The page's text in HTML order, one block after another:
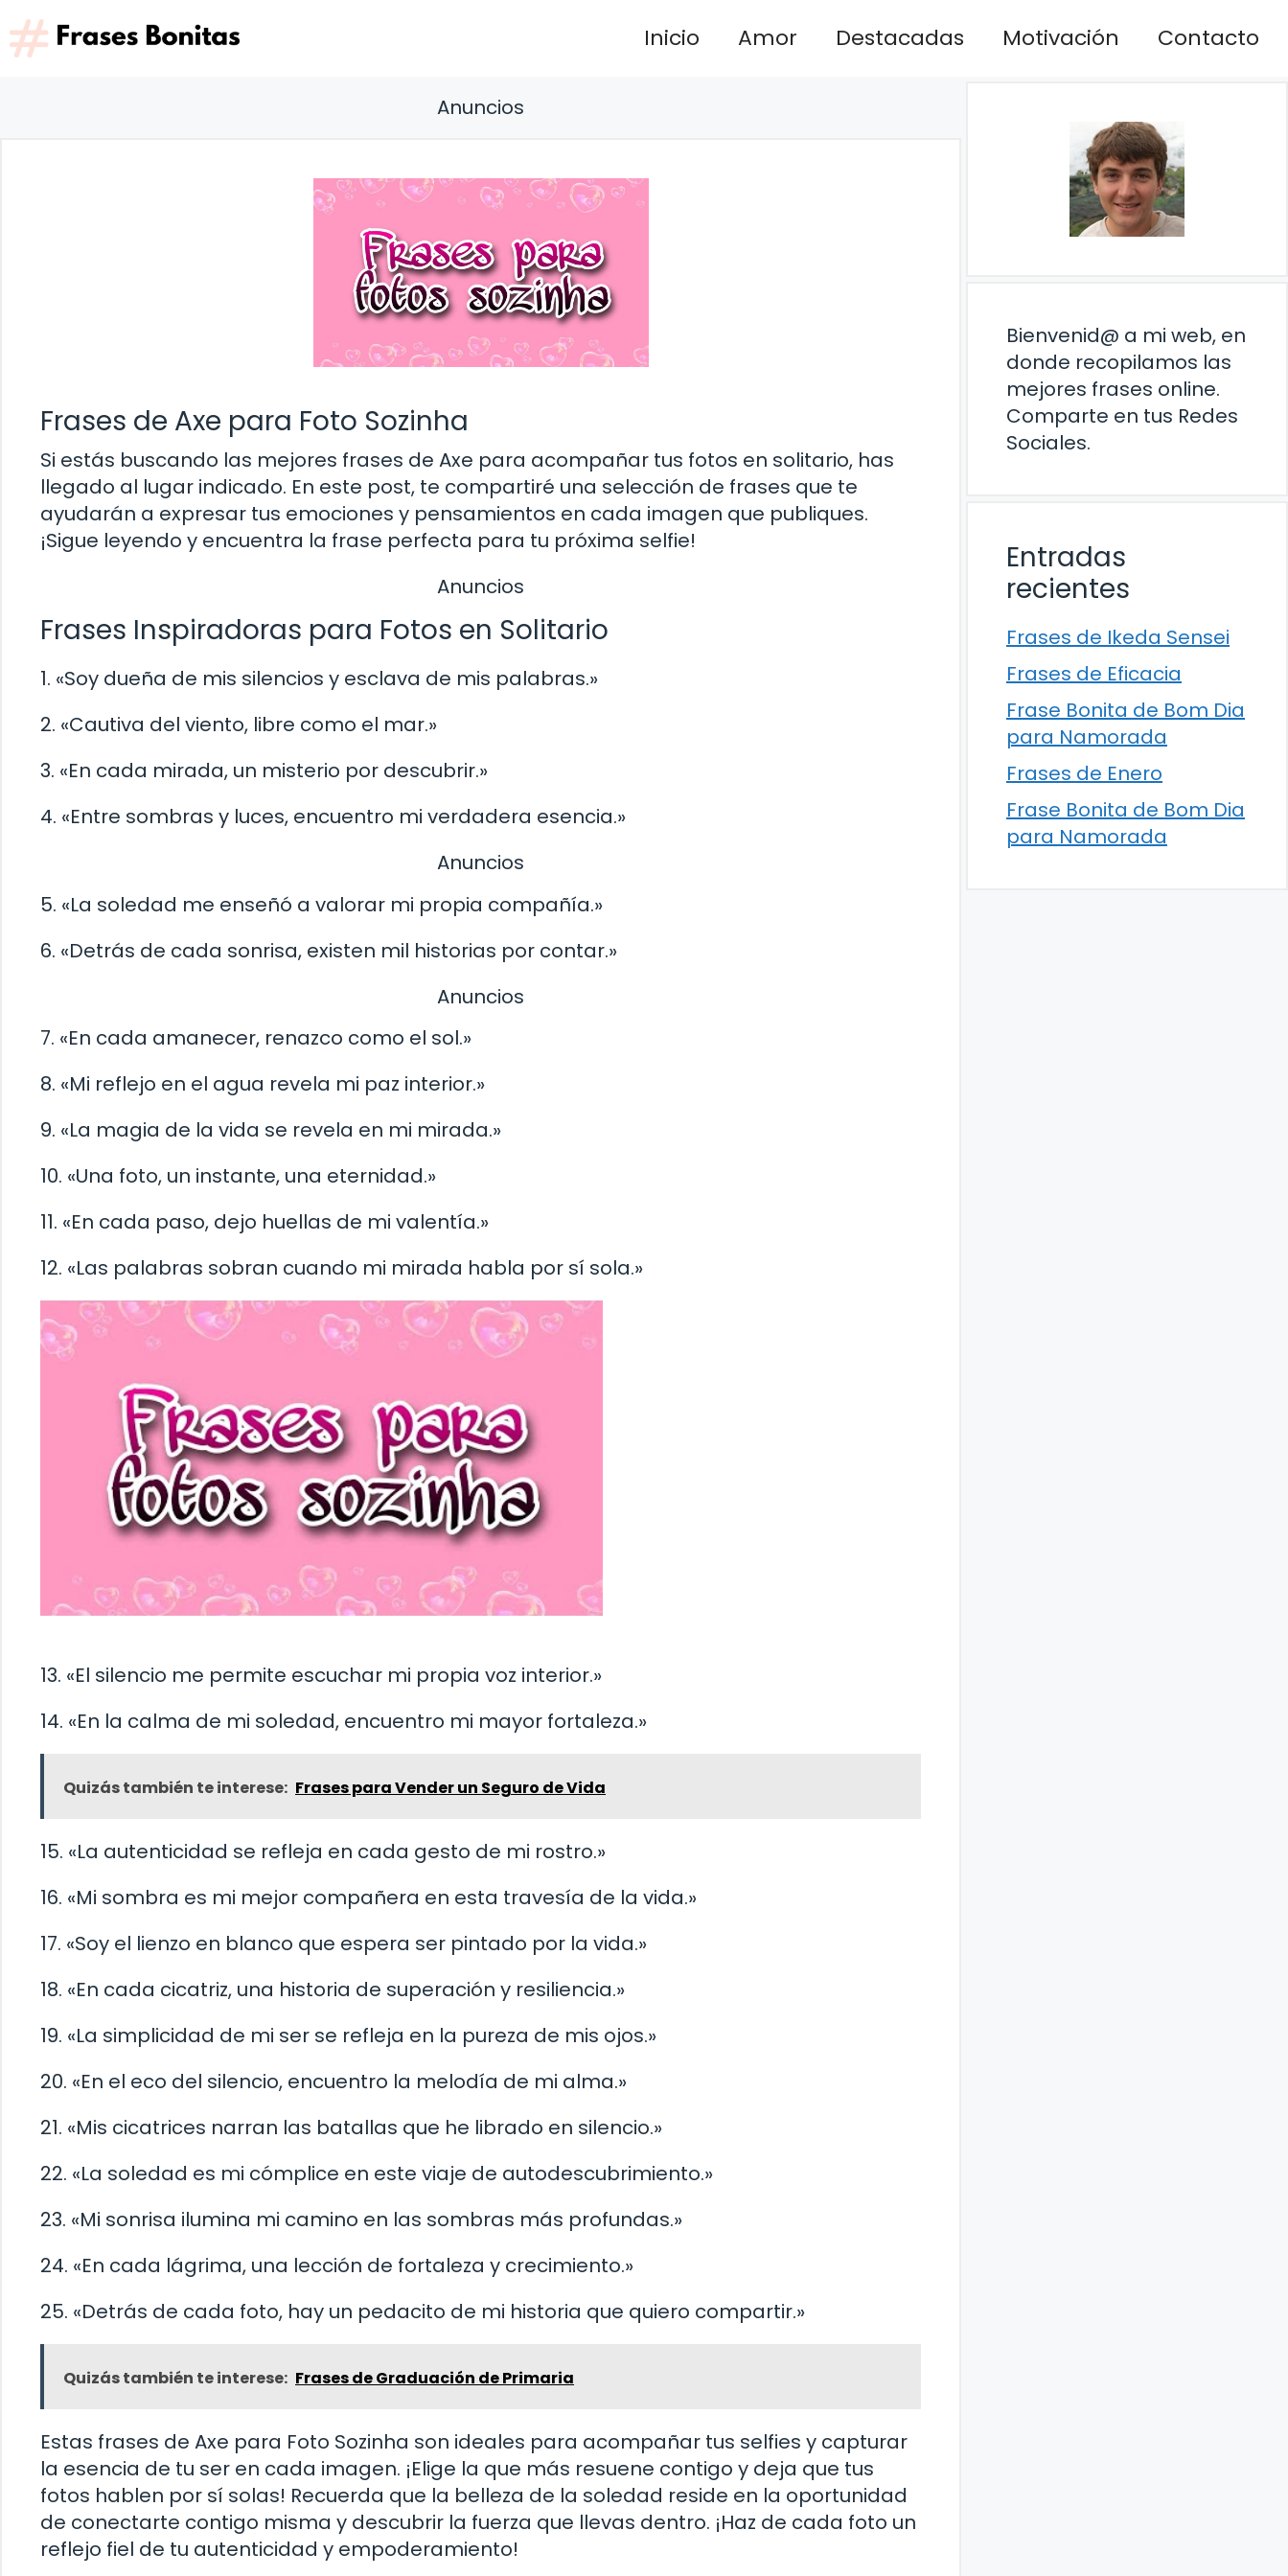
Saltar
al
contenido
Inicio Amor Destacadas Motivación Contacto
Anuncios
Frases de Axe para Foto Sozinha
Si estás buscando las mejores frases de Axe para acompañar tus fotos en solitario, has
llegado al lugar indicado. En este post, te compartiré una selección de frases que te
ayudarán a expresar tus emociones y pensamientos en cada imagen que publiques.
¡Sigue leyendo y encuentra la frase perfecta para tu próxima selfie!
Anuncios
Frases Inspiradoras para Fotos en Solitario
1. «Soy dueña de mis silencios y esclava de mis palabras.»
2. «Cautiva del viento, libre como el mar.»
3. «En cada mirada, un misterio por descubrir.»
4. «Entre sombras y luces, encuentro mi verdadera esencia.»
Anuncios
5. «La soledad me enseñó a valorar mi propia compañía.»
6. «Detrás de cada sonrisa, existen mil historias por contar.»
Anuncios
7. «En cada amanecer, renazco como el sol.»
8. «Mi reflejo en el agua revela mi paz interior.»
9. «La magia de la vida se revela en mi mirada.»
10. «Una foto, un instante, una eternidad.»
11. «En cada paso, dejo huellas de mi valentía.»
12. «Las palabras sobran cuando mi mirada habla por sí sola.»
13. «El silencio me permite escuchar mi propia voz interior.»
14. «En la calma de mi soledad, encuentro mi mayor fortaleza.»
Quizás también te interese: Frases para Vender un Seguro de Vida
15. «La autenticidad se refleja en cada gesto de mi rostro.»
16. «Mi sombra es mi mejor compañera en esta travesía de la vida.»
17. «Soy el lienzo en blanco que espera ser pintado por la vida.»
18. «En cada cicatriz, una historia de superación y resiliencia.»
19. «La simplicidad de mi ser se refleja en la pureza de mis ojos.»
20. «En el eco del silencio, encuentro la melodía de mi alma.»
21. «Mis cicatrices narran las batallas que he librado en silencio.»
22. «La soledad es mi cómplice en este viaje de autodescubrimiento.»
23. «Mi sonrisa ilumina mi camino en las sombras más profundas.»
24. «En cada lágrima, una lección de fortaleza y crecimiento.»
25. «Detrás de cada foto, hay un pedacito de mi historia que quiero compartir.»
Quizás también te interese: Frases de Graduación de Primaria
Estas frases de Axe para Foto Sozinha son ideales para acompañar tus selfies y capturar
la esencia de tu ser en cada imagen. ¡Elige la que más resuene contigo y deja que tus
fotos hablen por sí solas! Recuerda que la belleza de la soledad reside en la oportunidad
de conectarte contigo misma y descubrir la fuerza que llevas dentro. ¡Haz de cada foto un
reflejo fiel de tu autenticidad y empoderamiento!
Bienvenid@ a mi web, en
donde recopilamos las
mejores frases online.
Comparte en tus Redes
Sociales.
Entradas
recientes
Frases de Ikeda Sensei
Frases de Eficacia
Frase Bonita de Bom Dia
para Namorada
Frases de Enero
Frase Bonita de Bom Dia
para Namorada